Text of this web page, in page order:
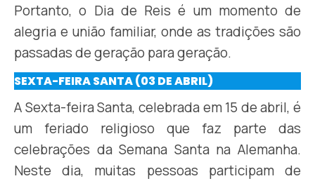
Portanto, o Dia de Reis é um momento de
alegria e união familiar, onde as tradições são
passadas de geração para geração.
SEXTA-FEIRA SANTA (03 DE ABRIL)
A Sexta-feira Santa, celebrada em 15 de abril, é
um feriado religioso que faz parte das
celebrações da Semana Santa na Alemanha.
Neste dia, muitas pessoas participam de